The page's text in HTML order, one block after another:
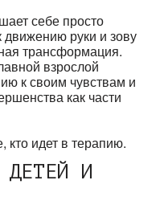
себе просто
движению руки и зову
трансформация.
взрослой
к своим чувствам и
как части
кто идет в терапию.
И